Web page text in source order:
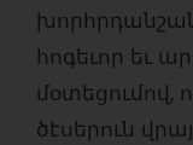
հոգեւոր եւ
մօտեցումով,
ծէսերուն